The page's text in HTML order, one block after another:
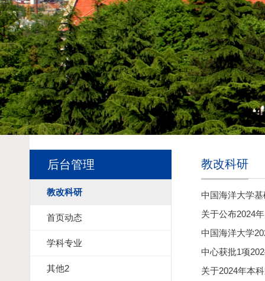
后台管理
教改科研
首页动态
学科专业
其他2
教改科研
中国海洋大学
关于公布2024
中国海洋大学
中心获批1项
关于2024年本